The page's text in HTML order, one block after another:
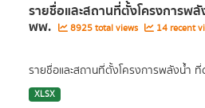
รายชื่อและสถานที่ตั้งโครงการพลั
พพ. 8925 total views 14 recent
รายชื่อและสถานที่ตั้งโครงการพลังน้ำ
XLSX